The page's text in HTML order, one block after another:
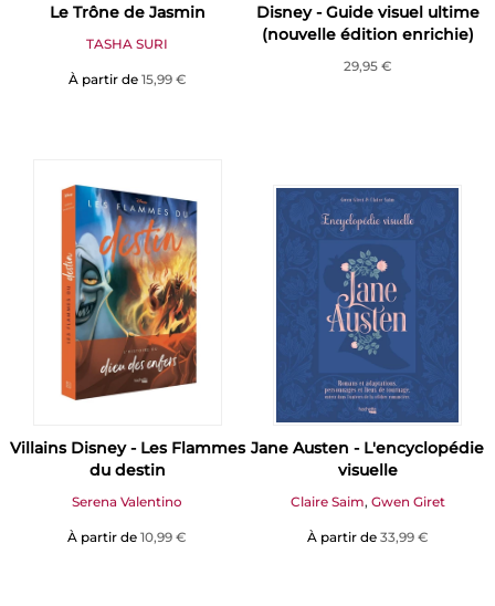
Le Trône de Jasmin
TASHA SURI
À partir de 15,99 €
Disney - Guide visuel ultime
(nouvelle édition enrichie)
29,95 €
Villains Disney - Les Flammes
du destin
Serena Valentino
À partir de10,99 €
Jane Austen - L'encyclopédie
visuelle
Claire Saim, Gwen Giret
À partir de 33,99 €